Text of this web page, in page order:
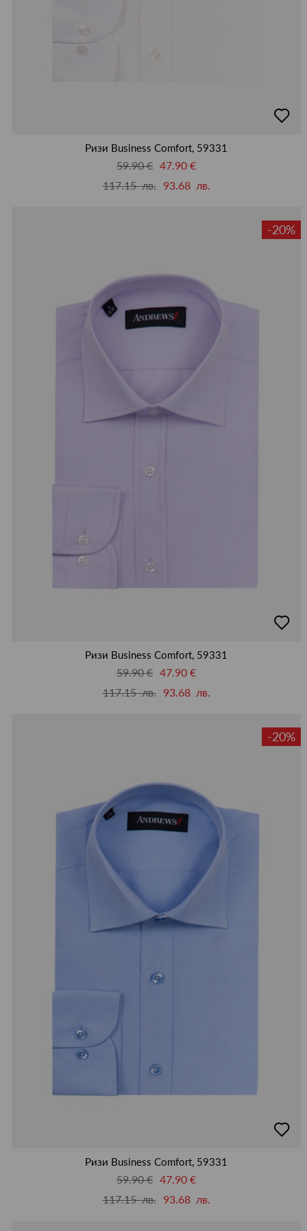
в
Ризи Business Comfort, 59331
59.90 € 47.90 €
117.15 лв.
93.68 лв.
-20%
в
Ризи Business Comfort, 59331
59.90 € 47.90 €
117.15 лв.
93.68 лв.
-20%
в
Ризи Business Comfort, 59331
59.90 € 47.90 €
117.15 лв.
93.68 лв.